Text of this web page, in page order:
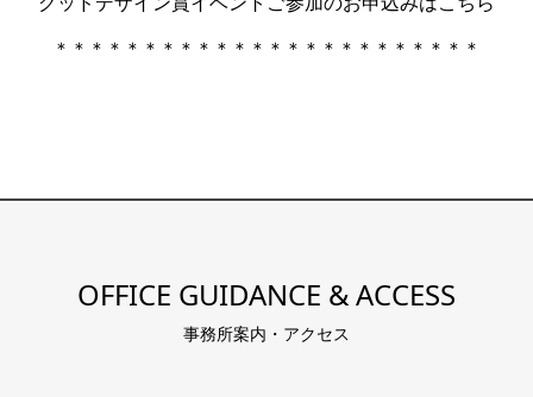
＊＊＊＊＊＊＊＊＊＊＊＊＊＊＊＊＊＊＊＊＊＊＊＊
OFFICE GUIDANCE & ACCESS
事務所案内・アクセス